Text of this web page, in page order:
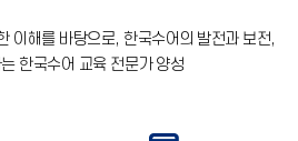
이해를 바탕으로, 한국수어의 발전과 보전,
한국수어 교육 전문가 양성